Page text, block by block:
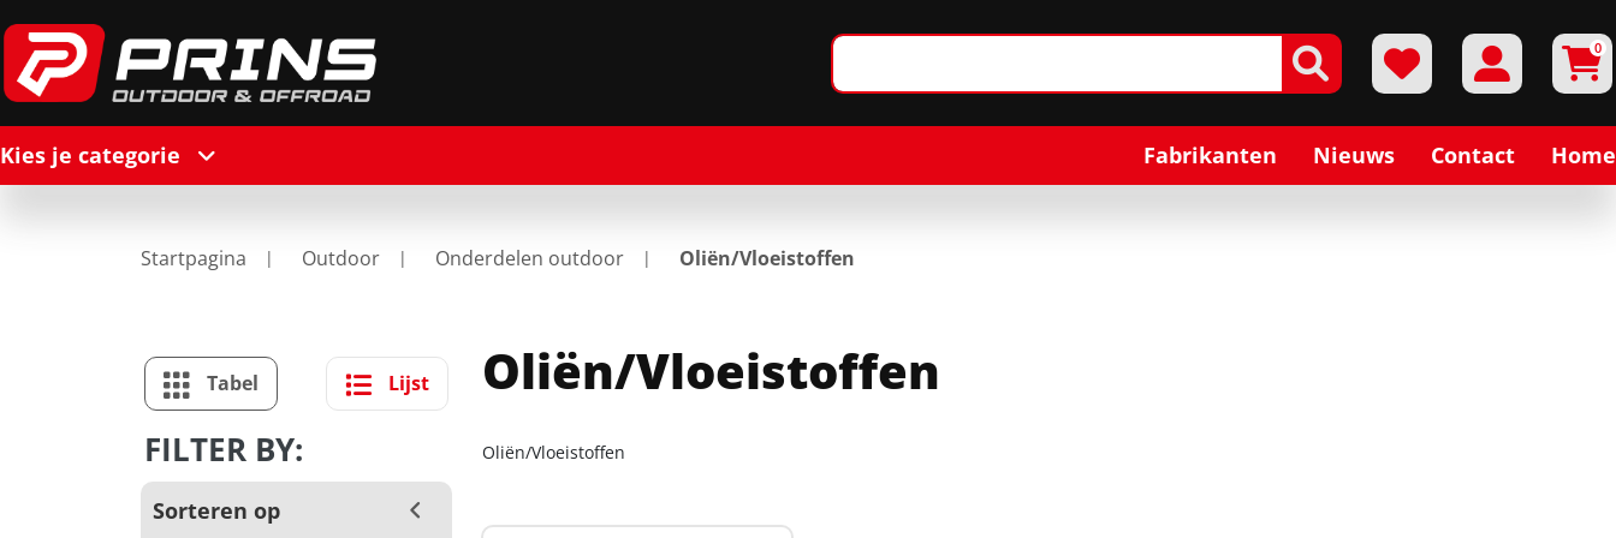
0
Kies je categorie Fabrikanten Nieuws Contact Home
Startpagina Outdoor Onderdelen outdoor Oliën/Vloeistoffen
Tabel Lijst
FILTER BY:
Sorteren op
Oliën/Vloeistoffen
Oliën/Vloeistoffen